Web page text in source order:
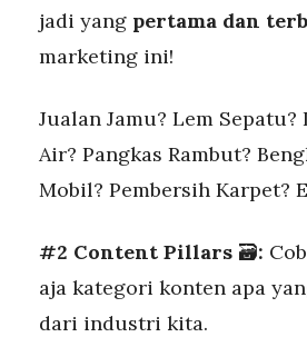
jadi yang pertama dan
marketing ini!
Jualan Jamu? Lem Sepatu?
Air? Pangkas Rambut?
Mobil? Pembersih Karpet?
#2 Content Pillars 🗃️:
aja kategori konten apa
dari industri kita.